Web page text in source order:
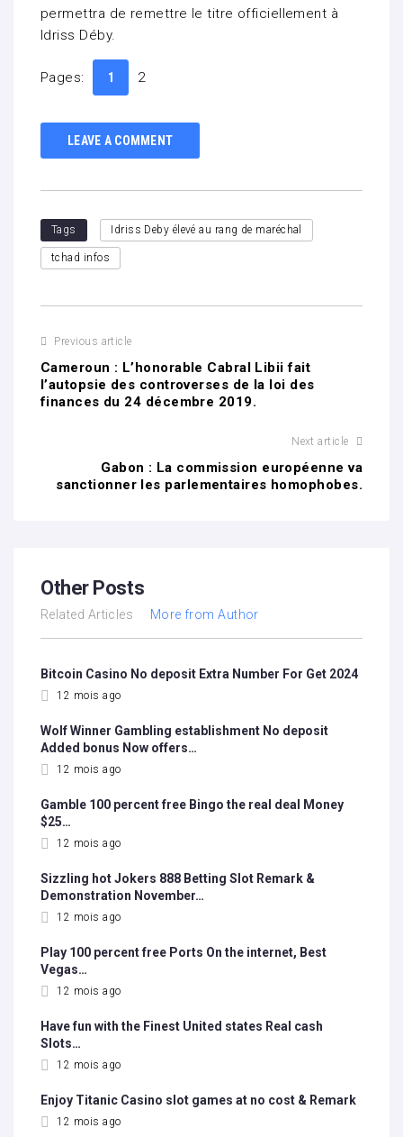
permettra de remettre le titre officiellement à
Idriss Déby.
Pages: 1 2
LEAVE A COMMENT
Tags Idriss Deby élevé au rang de maréchal
tchad infos
Previous article
Cameroun : L’honorable Cabral Libii fait
l’autopsie des controverses de la loi des
finances du 24 décembre 2019.
Next article
Gabon : La commission européenne va
sanctionner les parlementaires homophobes.
Other Posts
Related Articles More from Author
Bitcoin Casino No deposit Extra Number For Get 2024
12 mois ago
Wolf Winner Gambling establishment No deposit
Added bonus Now offers…
12 mois ago
Gamble 100 percent free Bingo the real deal Money
$25…
12 mois ago
Sizzling hot Jokers 888 Betting Slot Remark &
Demonstration November…
12 mois ago
Play 100 percent free Ports On the internet, Best
Vegas…
12 mois ago
Have fun with the Finest United states Real cash
Slots…
12 mois ago
Enjoy Titanic Casino slot games at no cost & Remark
12 mois ago